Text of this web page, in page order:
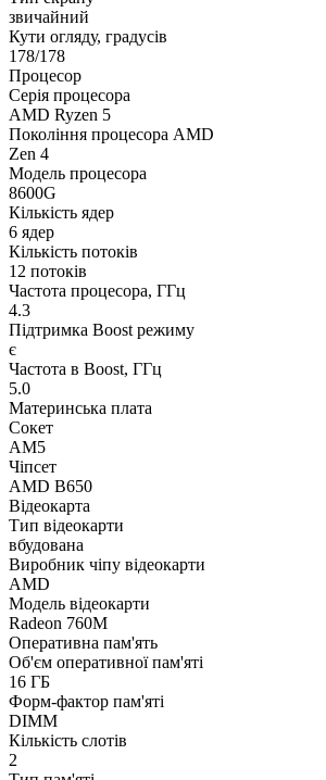
звичайний
Кути огляду, градусів
178/178
Процесор
Серія процесора
AMD Ryzen 5
Покоління процесора AMD
Zen 4
Модель процесора
8600G
Кількість ядер
6 ядер
Кількість потоків
12 потоків
Частота процесора, ГГц
4.3
Підтримка Boost режиму
є
Частота в Boost, ГГц
5.0
Материнська плата
Сокет
AM5
Чіпсет
AMD B650
Відеокарта
Тип відеокарти
вбудована
Виробник чіпу відеокарти
AMD
Модель відеокарти
Radeon 760M
Оперативна пам'ять
Об'єм оперативної пам'яті
16 ГБ
Форм-фактор пам'яті
DIMM
Кількість слотів
2